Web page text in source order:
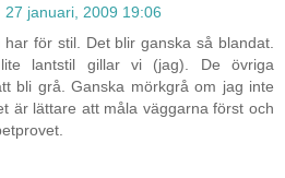
27 januari, 2009 19:06
för stil. Det blir ganska så blandat.
lantstil gillar vi (jag). De övriga
bli grå. Ganska mörkgrå om jag inte
är lättare att måla väggarna först och